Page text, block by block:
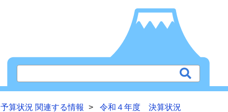
算状況 関連する情報 令和４年度 決算状況